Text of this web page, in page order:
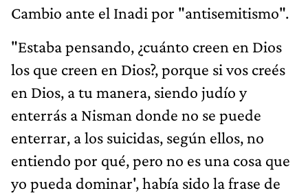
Cambio ante el Inadi por "antisemitismo".
"Estaba pensando, ¿cuánto creen en Dios
los que creen en Dios?, porque si vos creés
en Dios, a tu manera, siendo judío y
enterrás a Nisman donde no se puede
enterrar, a los suicidas, según ellos, no
entiendo por qué, pero no es una cosa que
yo pueda dominar', había sido la frase de